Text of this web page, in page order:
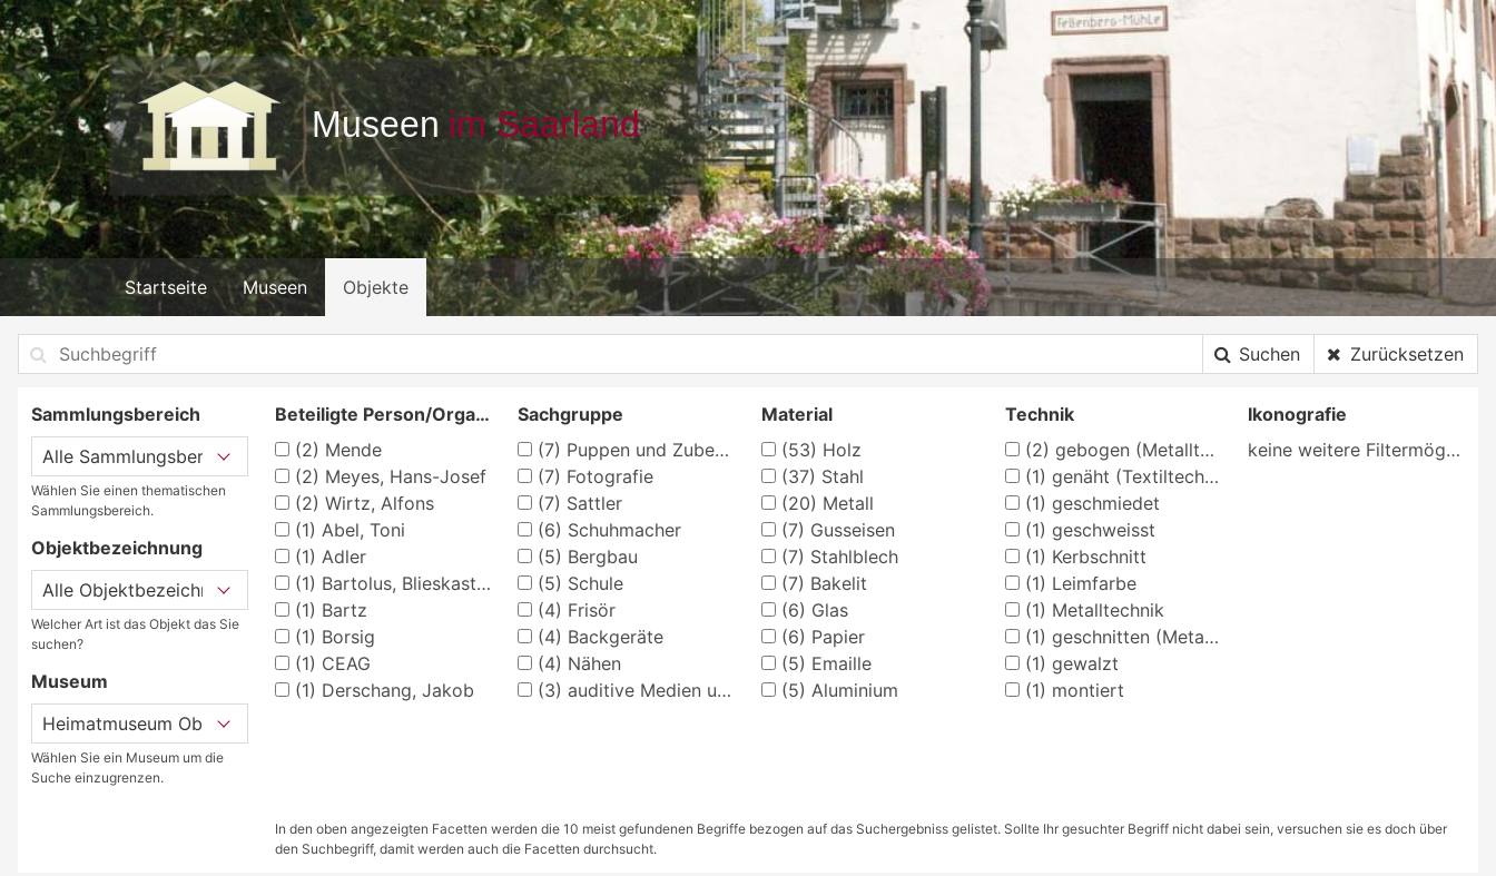
Startseite Museen Objekte
Suchen Zurücksetzen
Sammlungsbereich
Wählen Sie einen thematischen
Sammlungsbereich.
Objektbezeichnung
Welcher Art ist das Objekt das Sie
suchen?
Museum
Wählen Sie ein Museum um die
Suche einzugrenzen.
Beteiligte Person/Organisation
(2) Mende
(2) Meyes, Hans-Josef
(2) Wirtz, Alfons
(1) Abel, Toni
(1) Adler
(1) Bartolus, Blieskastel, A.
(1) Bartz
(1) Borsig
(1) CEAG
(1) Derschang, Jakob
Sachgruppe
(7) Puppen und Zubehör
(7) Fotografie
(7) Sattler
(6) Schuhmacher
(5) Bergbau
(5) Schule
(4) Frisör
(4) Backgeräte
(4) Nähen
(3) auditive Medien und Zubehör
Material
(53) Holz
(37) Stahl
(20) Metall
(7) Gusseisen
(7) Stahlblech
(7) Bakelit
(6) Glas
(6) Papier
(5) Emaille
(5) Aluminium
Technik
(2) gebogen (Metalltechnik)
(1) genäht (Textiltechnik)
(1) geschmiedet
(1) geschweisst
(1) Kerbschnitt
(1) Leimfarbe
(1) Metalltechnik
(1) geschnitten (Metalltechnik)
(1) gewalzt
(1) montiert
Ikonografie
keine weitere Filtermöglichkeit
In den oben angezeigten Facetten werden die 10 meist gefundenen Begriffe bezogen auf das Suchergebniss gelistet. Sollte Ihr gesuchter Begriff nicht dabei sein, versuchen sie es doch über
den Suchbegriff, damit werden auch die Facetten durchsucht.